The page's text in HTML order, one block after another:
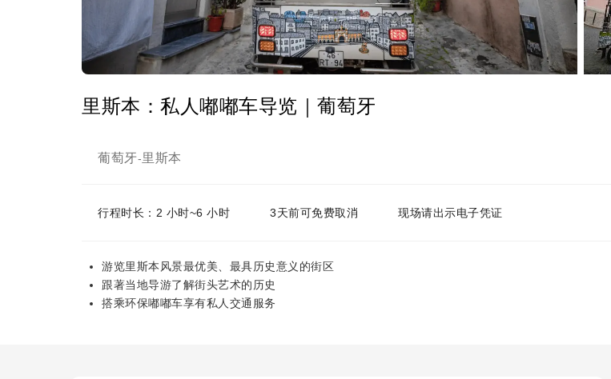
里斯本：私人嘟嘟车导览｜葡萄牙
葡萄牙-里斯本
行程时长：2 小时~6 小时 3天前可免费取消 现场请出示电子凭证
游览里斯本风景最优美、最具历史意义的街区
跟著当地导游了解街头艺术的历史
搭乘环保嘟嘟车享有私人交通服务